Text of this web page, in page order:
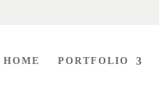
HOME PORTFOLIO